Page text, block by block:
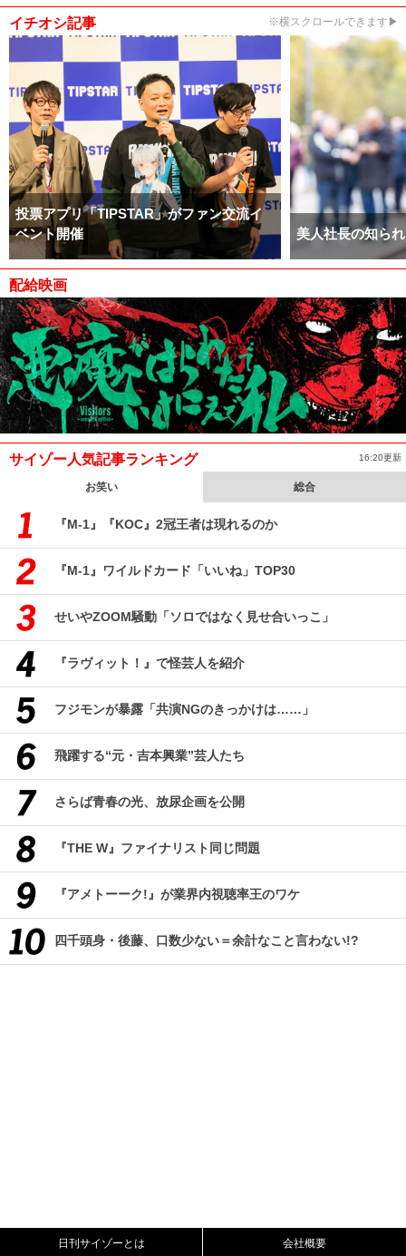
イチオシ記事 ※横スクロールできます▶
投票アプリ「TIPSTAR」がファン交流イ
ベント開催
美人社長の知ら
配給映画
サイゾー人気記事ランキング 16:20更新
お笑い 総合
『M-1』『KOC』2冠王者は現れるのか
『M-1』ワイルドカード「いいね」TOP30
せいやZOOM騒動「ソロではなく見せ合いっこ」
『ラヴィット！』で怪芸人を紹介
フジモンが暴露「共演NGのきっかけは……」
飛躍する“元・吉本興業”芸人たち
さらば青春の光、放尿企画を公開
『THE W』ファイナリスト同じ問題
『アメトーーク!』が業界内視聴率王のワケ
四千頭身・後藤、口数少ない＝余計なこと言わない!?
日刊サイゾーとは 会社概要